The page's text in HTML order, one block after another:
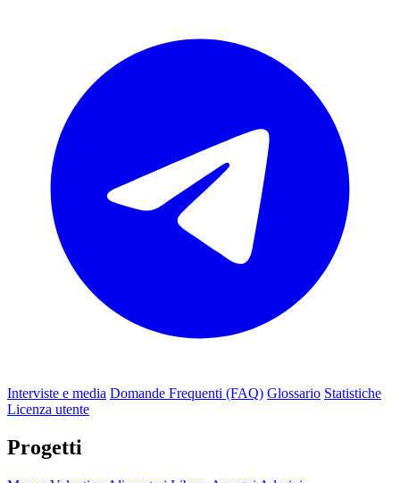
Interviste e media Domande Frequenti (FAQ) Glossario Statistiche
Licenza utente
Progetti